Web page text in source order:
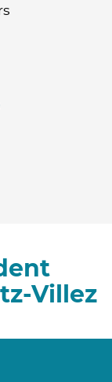
Villez